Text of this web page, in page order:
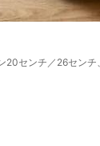
20センチ／26セン